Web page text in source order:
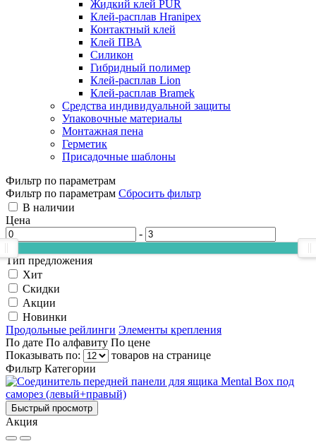
Жидкий клей PUR
Клей-расплав Hranipex
Контактный клей
Клей ПВА
Силикон
Гибридный полимер
Клей-расплав Lion
Клей-расплав Bramek
Средства индивидуальной защиты
Упаковочные материалы
Монтажная пена
Герметик
Присадочные шаблоны
Фильтр по параметрам
Фильтр по параметрам Сбросить фильтр
В наличии
Цена
-
Тип предложения
Хит
Скидки
Акции
Новинки
Продольные рейлинги Элементы крепления
По дате По алфавиту По цене
Показывать по:
товаров на странице
Фильтр Категории
Быстрый просмотр
Акция